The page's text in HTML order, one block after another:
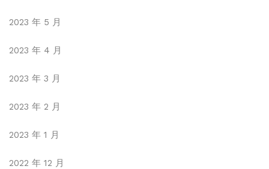
2023 年 5 月
2023 年 4 月
2023 年 3 月
2023 年 2 月
2023 年 1 月
2022 年 12 月